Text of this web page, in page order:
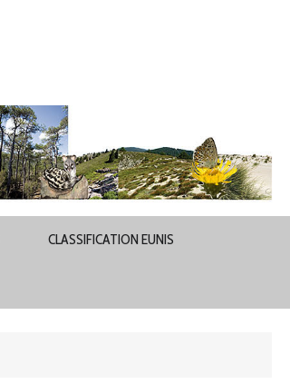
CLASSIFICATION EUNIS